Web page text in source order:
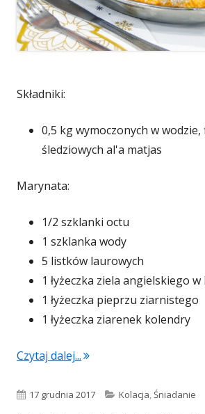
Składniki:
0,5 kg wymoczonych w
śledziowych al'a matjas
Marynata:
1/2 szklanki octu
1 szklanka wody
5 listków laurowych
1 łyżeczka ziela angielskiego
1 łyżeczka pieprzu ziarnistego
1 łyżeczka ziarenek kolendry
Czytaj dalej..."Śledzie z octowej
Opublikowano
17 grudnia 2017 Kategorie
Kolacja,Śniadanie